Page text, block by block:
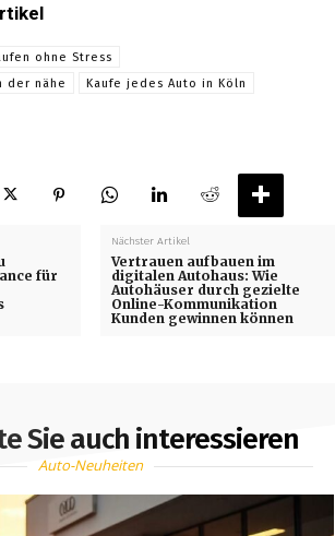
ohne Stress
der nähe
Kaufe jedes Auto in Köln
für
Nächster Artikel
Vertrauen aufbauen im
digitalen Autohaus: Wie
Autohäuser durch gezielte
Online-Kommunikation
Kunden gewinnen können
Sie auch interessieren
Auto-Neuheiten